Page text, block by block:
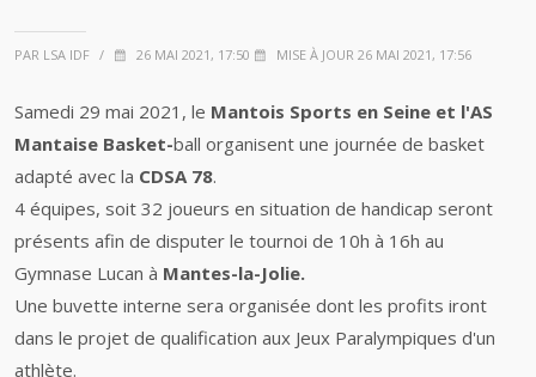
PAR LSA IDF / 26 MAI 2021, 17:50 MISE À JOUR 26 MAI 2021, 17:56
Samedi 29 mai 2021, le Mantois Sports en Seine et l'AS
Mantaise Basket-ball organisent une journée de basket
adapté avec la CDSA 78.
4 équipes, soit 32 joueurs en situation de handicap seront
présents afin de disputer le tournoi de 10h à 16h au
Gymnase Lucan à Mantes-la-Jolie.
Une buvette interne sera organisée dont les profits iront
dans le projet de qualification aux Jeux Paralympiques d'un
athlète.